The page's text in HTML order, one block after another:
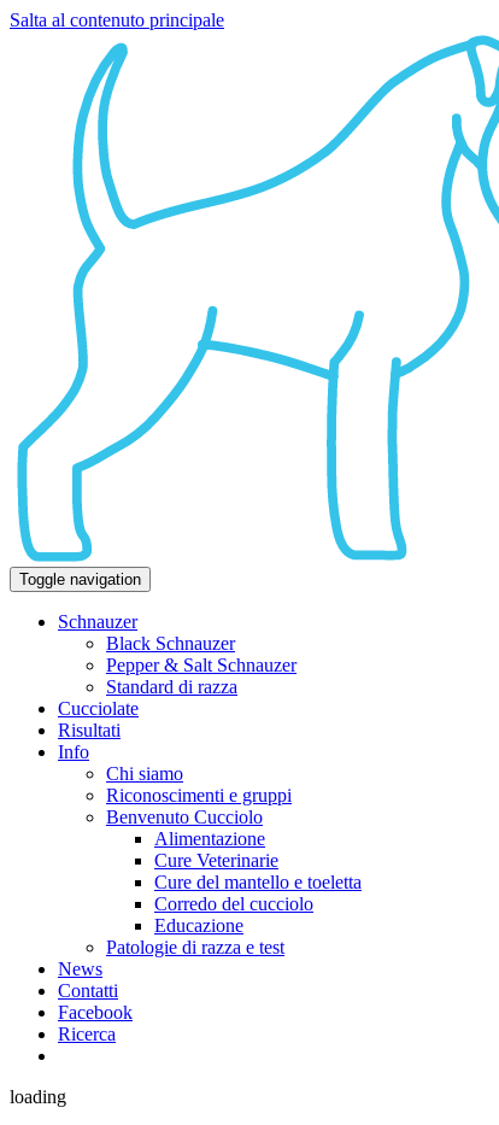
Salta al contenuto principale
Toggle navigation
Schnauzer
Black Schnauzer
Pepper & Salt Schnauzer
Standard di razza
Cucciolate
Risultati
Info
Chi siamo
Riconoscimenti e gruppi
Benvenuto Cucciolo
Alimentazione
Cure Veterinarie
Cure del mantello e toeletta
Corredo del cucciolo
Educazione
Patologie di razza e test
News
Contatti
Facebook
Ricerca
loading